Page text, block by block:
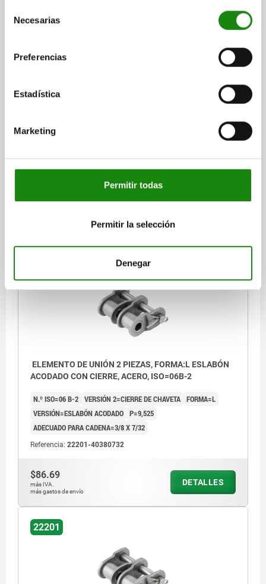
Necesarias
Preferencias
Estadística
Marketing
Permitir todas
Permitir la selección
Denegar
ELEMENTO DE UNIÓN 2 PIEZAS, FORMA:L ESLABÓN
N.º ISO=05 B-2
22201-40800030
ELEMENTO DE UNIÓN 2 PIEZAS, FORMA:L ESLABÓN
ACODADO CON CIERRE, ACERO, ISO=06B-2
N.º ISO=06 B-2 VERSIÓN 2=CIERRE DE CHAVETA FORMA=L
VERSIÓN=ESLABÓN ACODADO P=9,525
ADECUADO PARA CADENA=3/8 X 7/32
Referencia: 22201-40380732
$86.69
más IVA.
más gastos de envío
DETALLES
22201